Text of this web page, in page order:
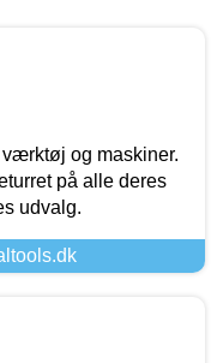
og maskiner.
på alle deres
udvalg.